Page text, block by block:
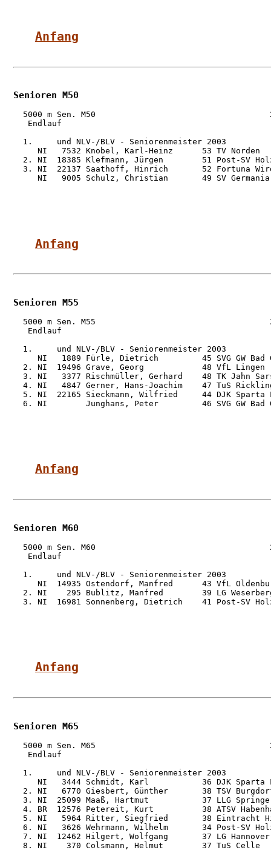
Anfang
Senioren M50
5000 m Sen. M50
   Endlauf
  1.     und NLV-/BLV - Seniorenmeister 2003
NI   7532 Knobel, Karl-Heinz      53 TV Norden
2. NI  18385 Klefmann, Jürgen        51 Post-SV
3. NI  22137 Saathoff, Hinrich       52 Fortuna
NI   9005 Schulz, Christian       49 SV
Anfang
Senioren M55
5000 m Sen. M55
   Endlauf
  1.     und NLV-/BLV - Seniorenmeister 2003
NI   1889 Fürle, Dietrich         45 SVG GW Bad
2. NI  19496 Grave, Georg            48 VfL Lingen
3. NI   3377 Rischmüller, Gerhard    48 TK Jahn
4. NI   4847 Gerner, Hans-Joachim    47 TuS
5. NI  22165 Sieckmann, Wilfried     44 DJK Sparta
6. NI        Junghans, Peter         46 SVG GW Bad
Anfang
Senioren M60
5000 m Sen. M60
   Endlauf
  1.     und NLV-/BLV - Seniorenmeister 2003
NI  14935 Ostendorf, Manfred      43 VfL
2. NI    295 Bublitz, Manfred        39 LG
3. NI  16981 Sonnenberg, Dietrich    41 Post-SV
Anfang
Senioren M65
5000 m Sen. M65
   Endlauf
  1.     und NLV-/BLV - Seniorenmeister 2003
NI   3444 Schmidt, Karl           36 DJK Sparta
2. NI   6770 Giesbert, Günther       38 TSV
3. NI  25099 Maaß, Hartmut           37 LLG
4. BR  12576 Petereit, Kurt          38 ATSV
5. NI   5964 Ritter, Siegfried       38 Eintracht
6. NI   3626 Wehrmann, Wilhelm       34 Post-SV
7. NI  12462 Hilgert, Wolfgang       37 LG
8. NI    370 Colsmann, Helmut        37 TuS Celle